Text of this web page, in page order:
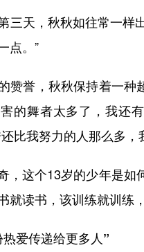
天，秋秋如往常一样出
点。”
誉，秋秋保持着一种
的舞者太多了，我还
比我努力的人那么多
这个13岁的少年是如
就读书，该训练就训练
爱传递给更多人”